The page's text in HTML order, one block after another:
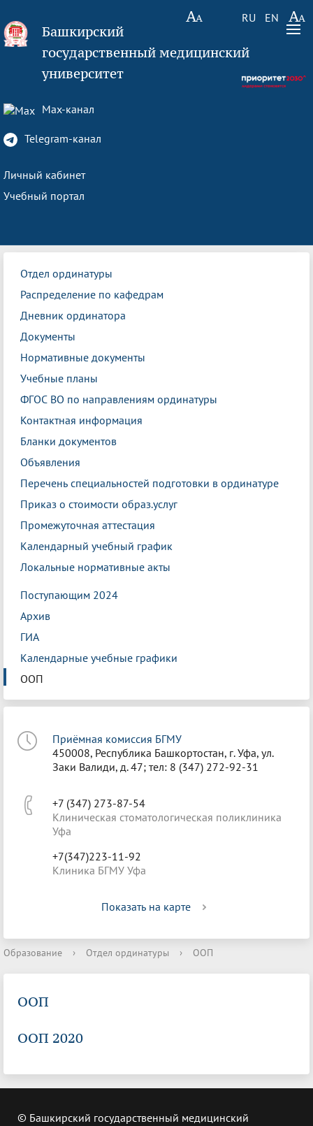
RU EN
Башкирский
государственный медицинский
университет
Max-канал
Telegram-канал
Личный кабинет
Учебный портал
Отдел ординатуры
Распределение по кафедрам
Дневник ординатора
Документы
Нормативные документы
Учебные планы
ФГОС ВО по направлениям ординатуры
Контактная информация
Бланки документов
Объявления
Перечень специальностей подготовки в ординатуре
Приказ о стоимости образ.услуг
Промежуточная аттестация
Календарный учебный график
Локальные нормативные акты
Поступающим 2024
Архив
ГИА
Календарные учебные графики
ООП
Приёмная комиссия БГМУ
450008, Республика Башкортостан, г. Уфа, ул.
Заки Валиди, д. 47; тел: 8 (347) 272-92-31
+7 (347) 273-87-54
Клиническая стоматологическая поликлиника
Уфа
+7(347)223-11-92
Клиника БГМУ Уфа
Показать на карте
Образование › Отдел ординатуры › ООП
ООП
ООП 2020
© Башкирский государственный медицинский